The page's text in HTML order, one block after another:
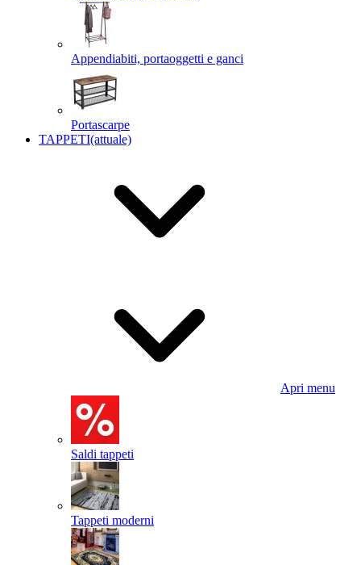
Appendiabiti, portaoggetti e ganci
Portascarpe
TAPPETI(attuale)
Apri menu
Saldi tappeti
Tappeti moderni